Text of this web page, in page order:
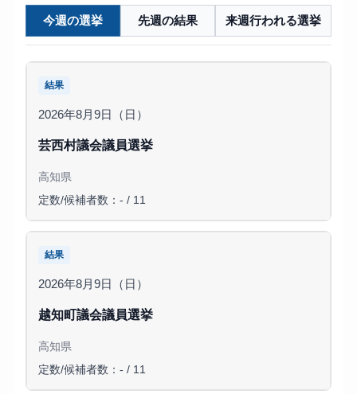
今週の選挙 先週の結果 来週行われる選挙
結果
2026年8月9日（日）
芸西村議会議員選挙
高知県
定数/候補者数：- / 11
結果
2026年8月9日（日）
越知町議会議員選挙
高知県
定数/候補者数：- / 11